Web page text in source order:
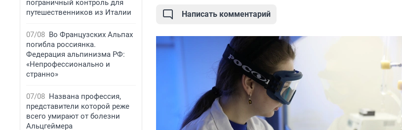
пограничный контроль для
путешественников из Италии
07/08 Во Французских Альпах
погибла россиянка.
Федерация альпинизма РФ:
«Непрофессионально и
странно»
07/08 Названа профессия,
представители которой реже
всего умирают от болезни
Альцгеймера
Написать комментарий